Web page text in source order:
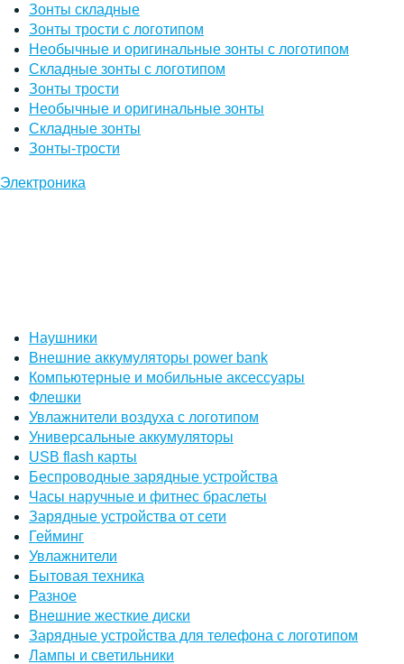
Зонты складные
Зонты трости с логотипом
Необычные и оригинальные зонты с логотипом
Складные зонты с логотипом
Зонты трости
Необычные и оригинальные зонты
Складные зонты
Зонты-трости
Электроника
Наушники
Внешние аккумуляторы power bank
Компьютерные и мобильные аксессуары
Флешки
Увлажнители воздуха с логотипом
Универсальные аккумуляторы
USB flash карты
Беспроводные зарядные устройства
Часы наручные и фитнес браслеты
Зарядные устройства от сети
Гейминг
Увлажнители
Бытовая техника
Разное
Внешние жесткие диски
Зарядные устройства для телефона с логотипом
Лампы и светильники